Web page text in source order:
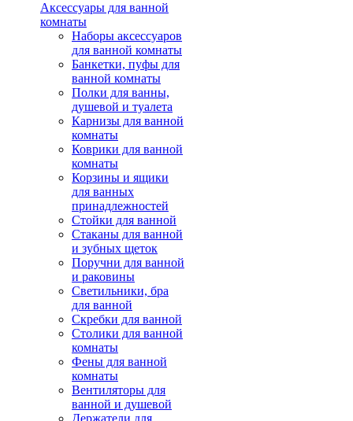
Аксессуары для ванной
комнаты
Наборы аксессуаров
для ванной комнаты
Банкетки, пуфы для
ванной комнаты
Полки для ванны,
душевой и туалета
Карнизы для ванной
комнаты
Коврики для ванной
комнаты
Корзины и ящики
для ванных
принадлежностей
Стойки для ванной
Стаканы для ванной
и зубных щеток
Поручни для ванной
и раковины
Светильники, бра
для ванной
Скребки для ванной
Столики для ванной
комнаты
Фены для ванной
комнаты
Вентиляторы для
ванной и душевой
Держатели для